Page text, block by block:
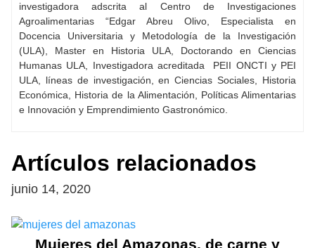
investigadora adscrita al Centro de Investigaciones
Agroalimentarias “Edgar Abreu Olivo, Especialista en
Docencia Universitaria y Metodología de la Investigación
(ULA), Master en Historia ULA, Doctorando en Ciencias
Humanas ULA, Investigadora acreditada PEII ONCTI y PEI
ULA, líneas de investigación, en Ciencias Sociales, Historia
Económica, Historia de la Alimentación, Políticas Alimentarias
e Innovación y Emprendimiento Gastronómico.
Artículos relacionados
junio 14, 2020
Mujeres del Amazonas, de carne y